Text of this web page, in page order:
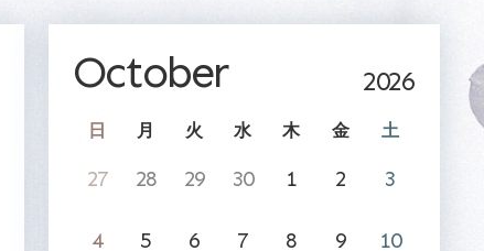
October 2026
日 月 火 水 木 金 土
27 28 29 30 1 2 3
4 5 6 7 8 9 10